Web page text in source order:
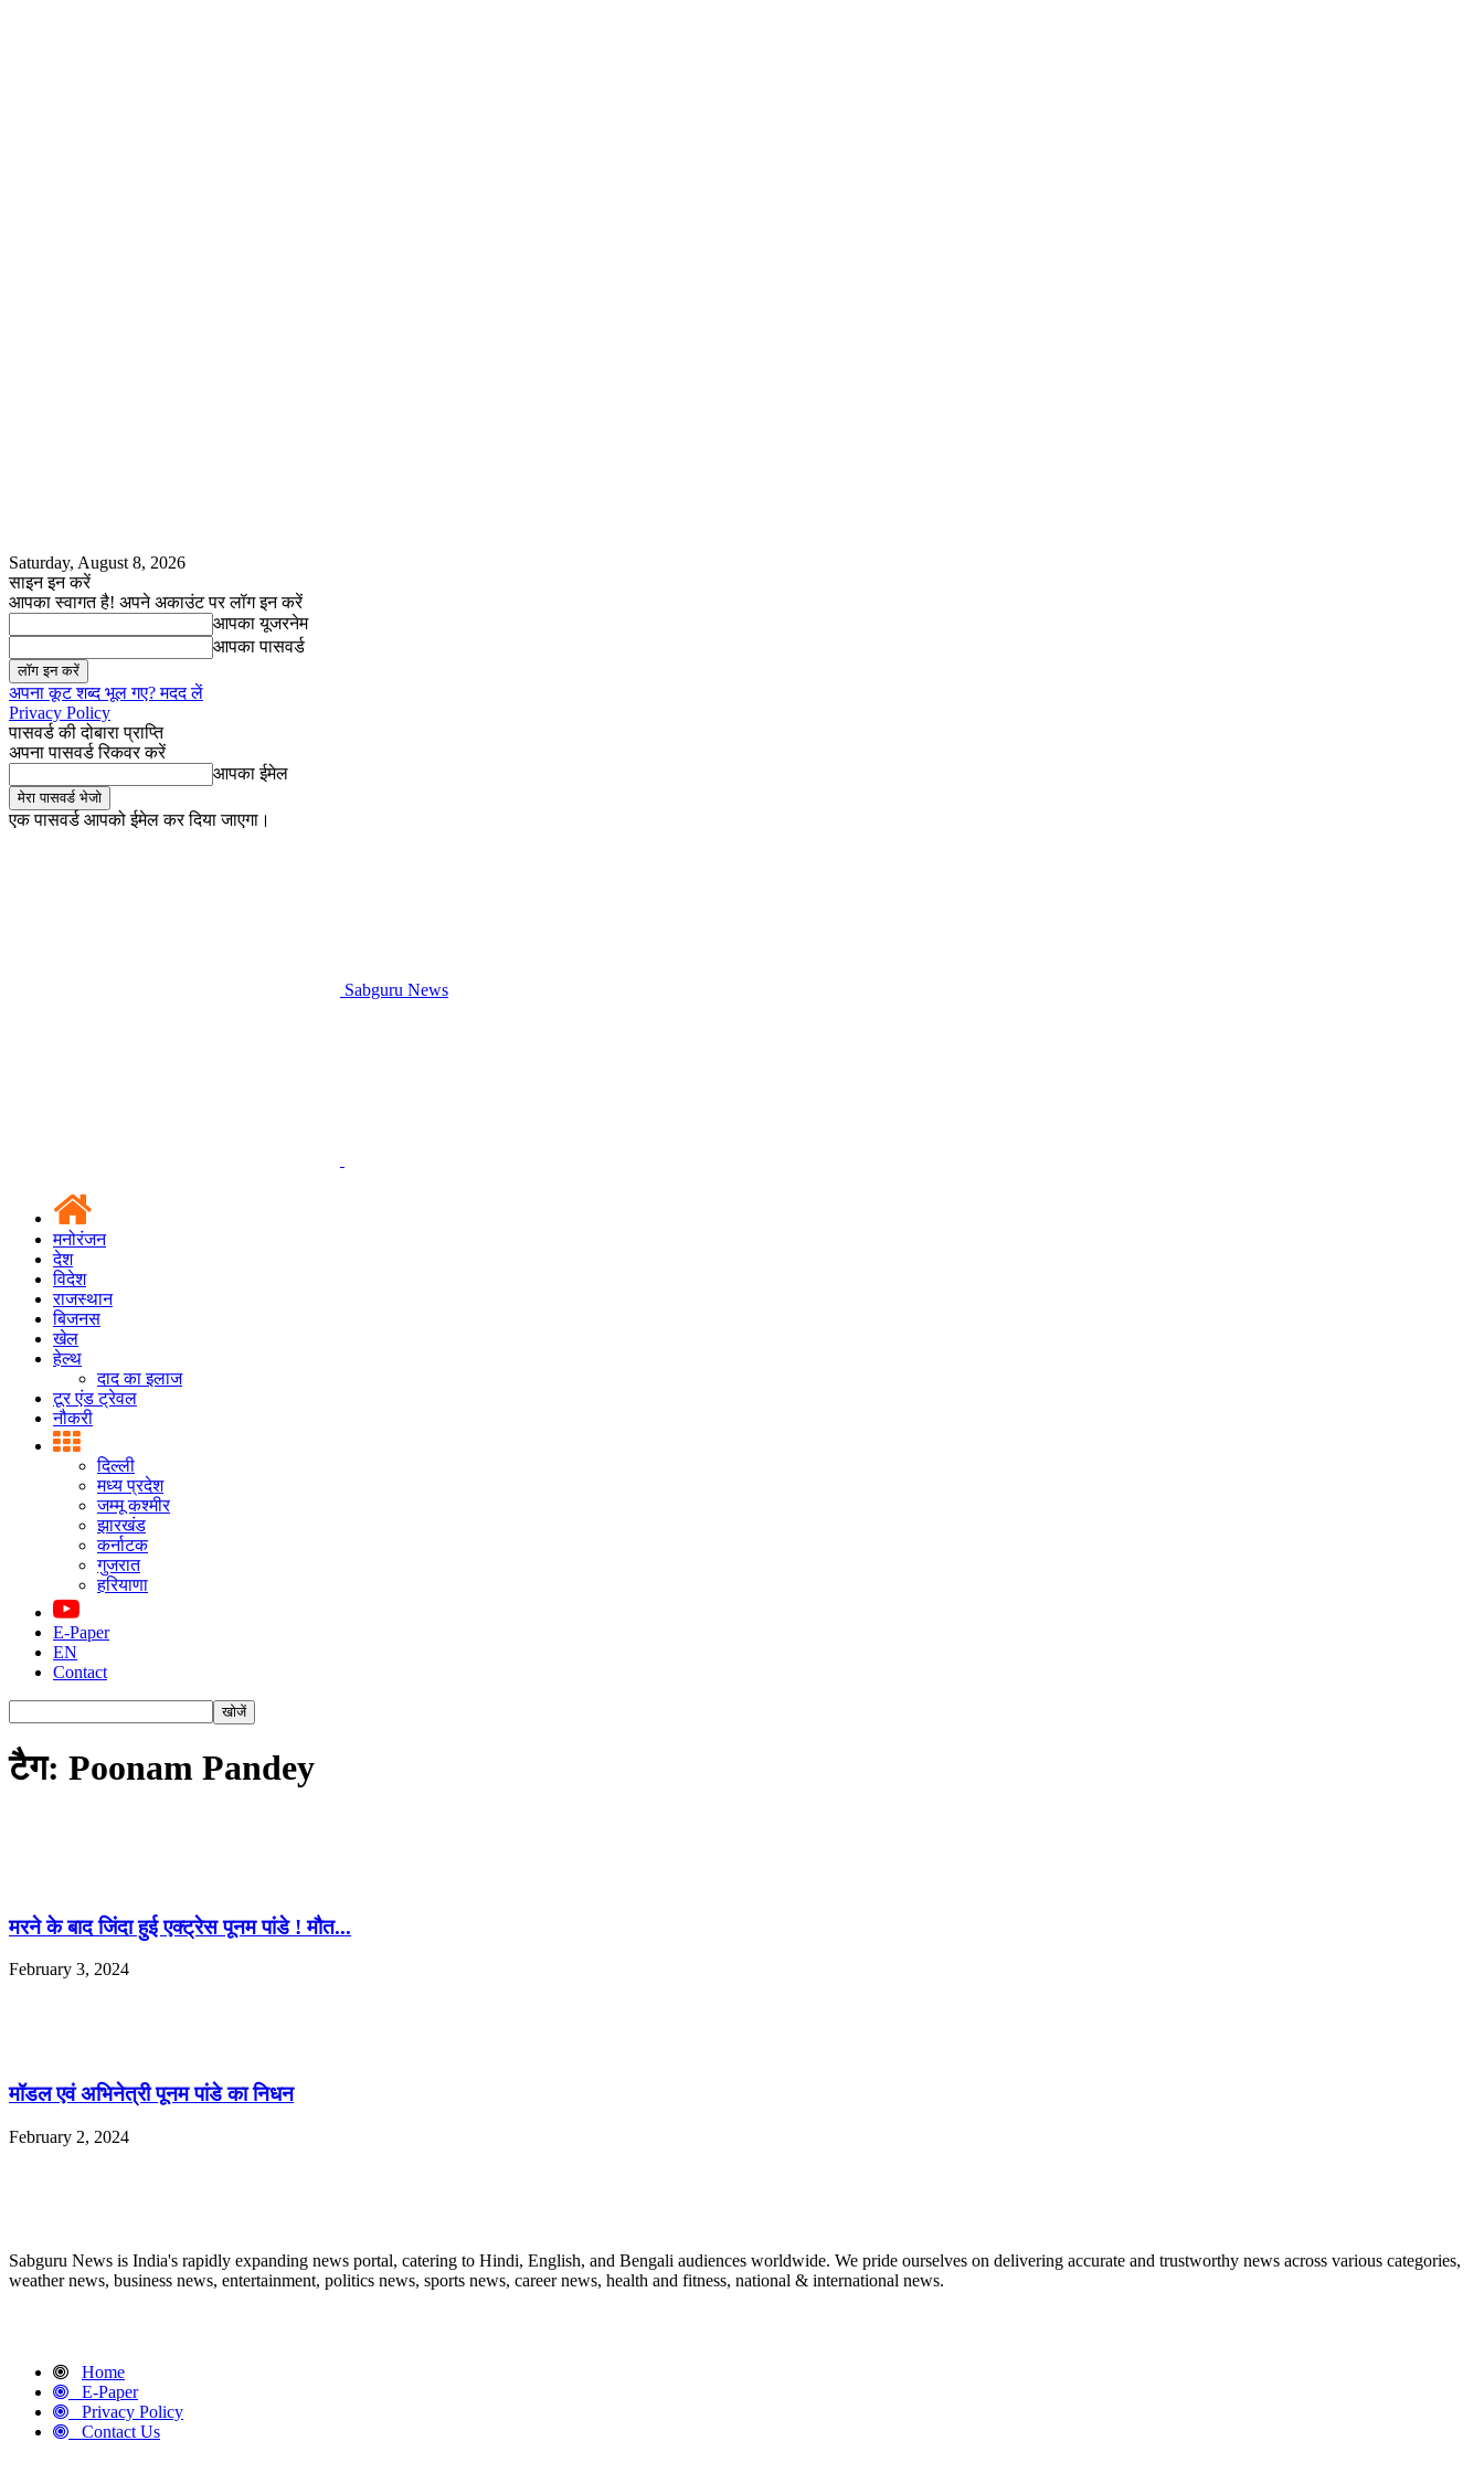
Saturday, August 8, 2026
साइन इन करें
आपका स्वागत है! अपने अकाउंट पर लॉग इन करें
आपका यूजरनेम
आपका पासवर्ड
अपना कूट शब्द भूल गए? मदद लें
Privacy Policy
पासवर्ड की दोबारा प्राप्ति
अपना पासवर्ड रिकवर करें
आपका ईमेल
एक पासवर्ड आपको ईमेल कर दिया जाएगा।
Sabguru News
मनोरंजन
देश
विदेश
राजस्थान
बिजनस
खेल
हेल्थ
दाद का इलाज
टूर एंड ट्रेवल
नौकरी
दिल्ली
मध्य प्रदेश
जम्मू कश्मीर
झारखंड
कर्नाटक
गुजरात
हरियाणा
E-Paper
EN
Contact
टैग: Poonam Pandey
मरने के बाद जिंदा हुई एक्ट्रेस पूनम पांडे ! मौत...
February 3, 2024
मॉडल एवं अभिनेत्री पूनम पांडे का निधन
February 2, 2024
Sabguru News is India's rapidly expanding news portal, catering to Hindi, English, and Bengali audiences worldwide. We pride ourselves on delivering accurate and trustworthy news across various categories,
weather news, business news, entertainment, politics news, sports news, career news, health and fitness, national & international news.
Home
E-Paper
Privacy Policy
Contact Us